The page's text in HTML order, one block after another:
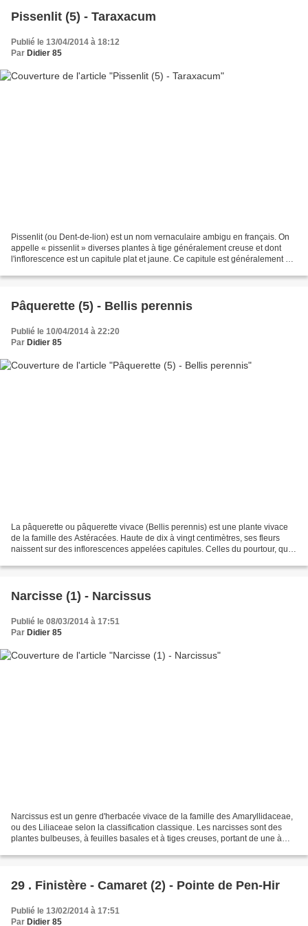
Pissenlit (5) - Taraxacum
Publié le 13/04/2014 à 18:12
Par Didier 85
Pissenlit (ou Dent-de-lion) est un nom vernaculaire ambigu en français. On
appelle « pissenlit » diverses plantes à tige généralement creuse et dont
l'inflorescence est un capitule plat et jaune. Ce capitule est généralement à
Pâquerette (5) - Bellis perennis
Publié le 10/04/2014 à 22:20
Par Didier 85
La pâquerette ou pâquerette vivace (Bellis perennis) est une plante vivace
de la famille des Astéracées. Haute de dix à vingt centimètres, ses fleurs
naissent sur des inflorescences appelées capitules. Celles du pourtour, que
Narcisse (1) - Narcissus
Publié le 08/03/2014 à 17:51
Par Didier 85
Narcissus est un genre d'herbacée vivace de la famille des Amaryllidaceae,
ou des Liliaceae selon la classification classique. Les narcisses sont des
plantes bulbeuses, à feuilles basales et à tiges creuses, portant de une à
29 . Finistère - Camaret (2) - Pointe de Pen-Hir
Publié le 13/02/2014 à 17:51
Par Didier 85